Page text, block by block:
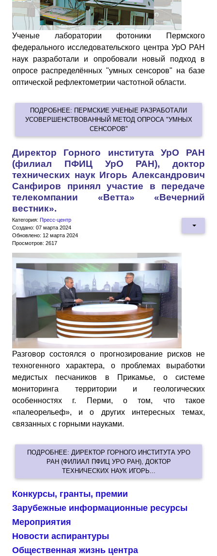
Ученые лаборатории фотоники Пермского
федерального исследовательского центра УрО РАН
наук разработали и опробовали новый подход в
опросе распределённых "умных сенсоров" на базе
оптической рефлектометрии частотной области.
ПОДРОБНЕЕ: ПЕРМСКИЕ УЧЕНЫЕ РАЗРАБОТАЛИ
УСОВЕРШЕНСТВОВАННЫЙ МЕТОД ОПРОСА "УМНЫХ
СЕНСОРОВ"
Директор Горного института УрО РАН
(филиал ПФИЦ УрО РАН), доктор
технических наук Игорь Александрович
Санфиров принял участие в передаче
телекомпании «Ветта» «Вечерний
вестник».
Категория: Пресс-центр
Создано: 07 марта 2024
Обновлено: 12 марта 2024
Просмотров: 2617
Разговор состоялся о прогнозирование рисков не
техногенного характера, о проблемах выработки
медистых песчаников в Прикамье, о системе
мониторинга территории и геологических
особенностях г. Перми, о том, что такое
«палеорельеф», и о других интересных темах,
связанных с горными науками.
ПОДРОБНЕЕ: ДИРЕКТОР ГОРНОГО ИНСТИТУТА УРО
РАН (ФИЛИАЛ ПФИЦ УРО РАН), ДОКТОР
ТЕХНИЧЕСКИХ НАУК ИГОРЬ...
Конкурсы, гранты, премии
Зарубежные информационные ресурсы
Мероприятия
Новости аспирантуры
Общественная жизнь центра